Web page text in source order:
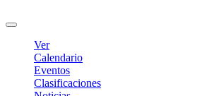
Ver
Calendario
Eventos
Clasificaciones